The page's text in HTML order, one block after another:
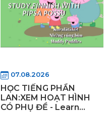
07.08.2026
HỌC TIẾNG PHẦN
LAN:XEM HOẠT HÌNH
CÓ PHỤ ĐỀ - Learn